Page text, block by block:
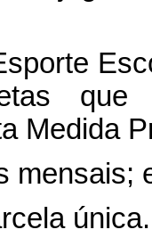
que
Medida
mensais;
única.